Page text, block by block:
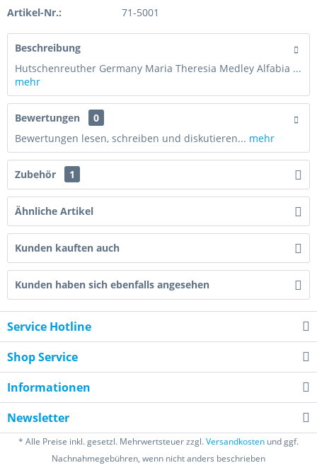
Artikel-Nr.: 71-5001
Beschreibung
Hutschenreuther Germany Maria Theresia Medley Alfabia ...
mehr
Bewertungen
0
Bewertungen lesen, schreiben und diskutieren... mehr
Zubehör 1
Ähnliche Artikel
Kunden kauften auch
Kunden haben sich ebenfalls angesehen
Service Hotline
Shop Service
Informationen
Newsletter
* Alle Preise inkl. gesetzl. Mehrwertsteuer zzgl.Versandkosten und ggf.
Nachnahmegebühren, wenn nicht anders beschrieben